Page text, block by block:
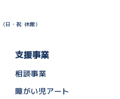
（日・祝: 休館）
支援事業
相談事業
障がい児アート